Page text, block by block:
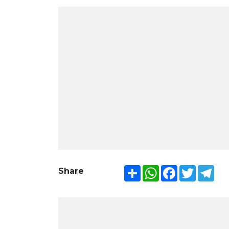
Share ShareWhatsApp
Facebook
Twitter